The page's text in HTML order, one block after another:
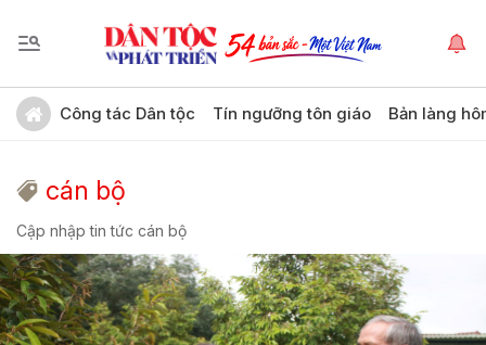
Công tác Dân tộc Tín ngưỡng tôn giáo Bản làng
cán bộ
Cập nhập tin tức cán bộ